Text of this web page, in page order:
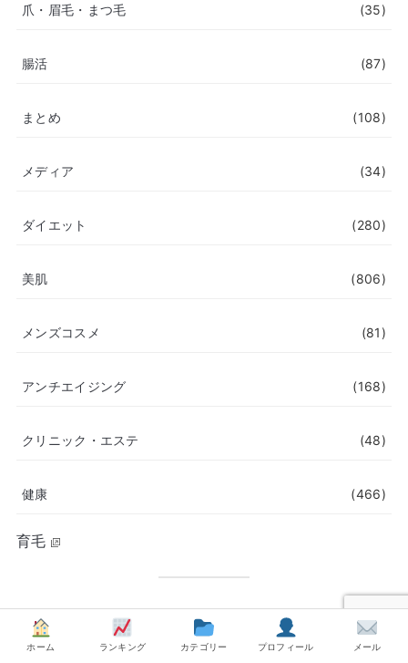
爪・眉毛・まつ毛 (35)
腸活 (87)
まとめ (108)
メディア (34)
ダイエット (280)
美肌 (806)
メンズコスメ (81)
アンチエイジング (168)
クリニック・エステ (48)
健康 (466)
育毛
ホーム ランキング カテゴリー プロフィール メール